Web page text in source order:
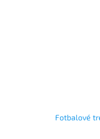
Fotbalové